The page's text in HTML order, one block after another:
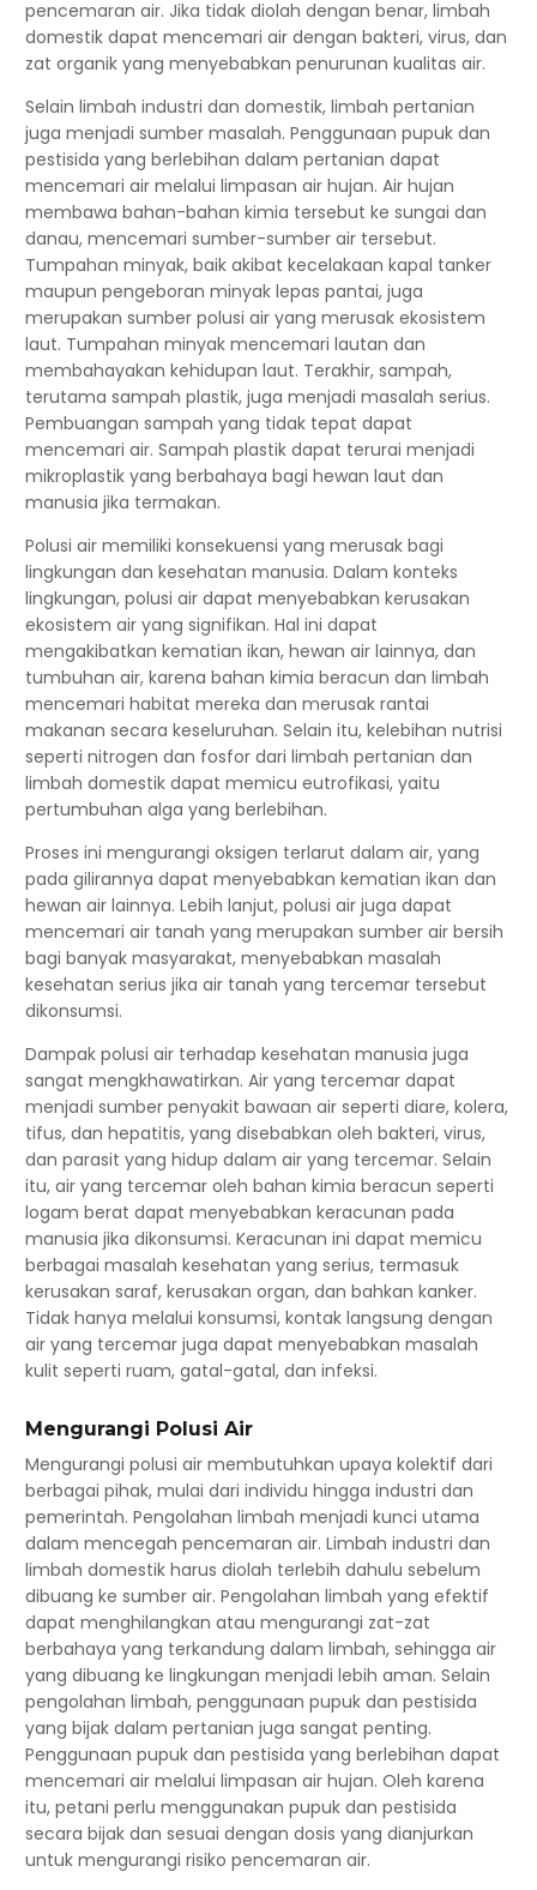
pencemaran air. Jika tidak diolah dengan benar, limbah
domestik dapat mencemari air dengan bakteri, virus, dan
zat organik yang menyebabkan penurunan kualitas air.
Selain limbah industri dan domestik, limbah pertanian
juga menjadi sumber masalah. Penggunaan pupuk dan
pestisida yang berlebihan dalam pertanian dapat
mencemari air melalui limpasan air hujan. Air hujan
membawa bahan-bahan kimia tersebut ke sungai dan
danau, mencemari sumber-sumber air tersebut.
Tumpahan minyak, baik akibat kecelakaan kapal tanker
maupun pengeboran minyak lepas pantai, juga
merupakan sumber polusi air yang merusak ekosistem
laut. Tumpahan minyak mencemari lautan dan
membahayakan kehidupan laut. Terakhir, sampah,
terutama sampah plastik, juga menjadi masalah serius.
Pembuangan sampah yang tidak tepat dapat
mencemari air. Sampah plastik dapat terurai menjadi
mikroplastik yang berbahaya bagi hewan laut dan
manusia jika termakan.
Polusi air memiliki konsekuensi yang merusak bagi
lingkungan dan kesehatan manusia. Dalam konteks
lingkungan, polusi air dapat menyebabkan kerusakan
ekosistem air yang signifikan. Hal ini dapat
mengakibatkan kematian ikan, hewan air lainnya, dan
tumbuhan air, karena bahan kimia beracun dan limbah
mencemari habitat mereka dan merusak rantai
makanan secara keseluruhan. Selain itu, kelebihan nutrisi
seperti nitrogen dan fosfor dari limbah pertanian dan
limbah domestik dapat memicu eutrofikasi, yaitu
pertumbuhan alga yang berlebihan.
Proses ini mengurangi oksigen terlarut dalam air, yang
pada gilirannya dapat menyebabkan kematian ikan dan
hewan air lainnya. Lebih lanjut, polusi air juga dapat
mencemari air tanah yang merupakan sumber air bersih
bagi banyak masyarakat, menyebabkan masalah
kesehatan serius jika air tanah yang tercemar tersebut
dikonsumsi.
Dampak polusi air terhadap kesehatan manusia juga
sangat mengkhawatirkan. Air yang tercemar dapat
menjadi sumber penyakit bawaan air seperti diare, kolera,
tifus, dan hepatitis, yang disebabkan oleh bakteri, virus,
dan parasit yang hidup dalam air yang tercemar. Selain
itu, air yang tercemar oleh bahan kimia beracun seperti
logam berat dapat menyebabkan keracunan pada
manusia jika dikonsumsi. Keracunan ini dapat memicu
berbagai masalah kesehatan yang serius, termasuk
kerusakan saraf, kerusakan organ, dan bahkan kanker.
Tidak hanya melalui konsumsi, kontak langsung dengan
air yang tercemar juga dapat menyebabkan masalah
kulit seperti ruam, gatal-gatal, dan infeksi.
Mengurangi Polusi Air
Mengurangi polusi air membutuhkan upaya kolektif dari
berbagai pihak, mulai dari individu hingga industri dan
pemerintah. Pengolahan limbah menjadi kunci utama
dalam mencegah pencemaran air. Limbah industri dan
limbah domestik harus diolah terlebih dahulu sebelum
dibuang ke sumber air. Pengolahan limbah yang efektif
dapat menghilangkan atau mengurangi zat-zat
berbahaya yang terkandung dalam limbah, sehingga air
yang dibuang ke lingkungan menjadi lebih aman. Selain
pengolahan limbah, penggunaan pupuk dan pestisida
yang bijak dalam pertanian juga sangat penting.
Penggunaan pupuk dan pestisida yang berlebihan dapat
mencemari air melalui limpasan air hujan. Oleh karena
itu, petani perlu menggunakan pupuk dan pestisida
secara bijak dan sesuai dengan dosis yang dianjurkan
untuk mengurangi risiko pencemaran air.